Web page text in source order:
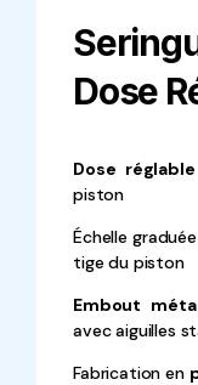
Dose
Dose réglable
piston
Échelle graduée
tige du piston
Embout
avec aiguilles
Fabrication en